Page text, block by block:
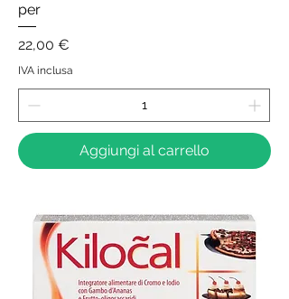
per
Prezzo
22,00 €
IVA inclusa
Aggiungi al carrello